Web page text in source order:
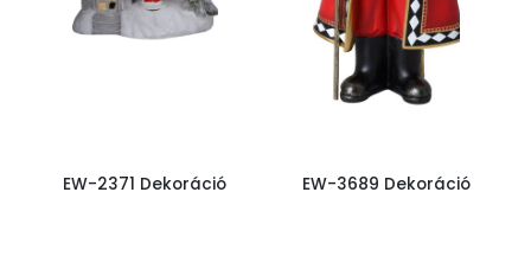
EW-2371 Dekoráció EW-3689 Dekoráció